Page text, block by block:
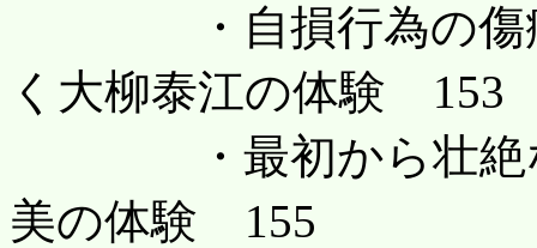
・自損行為の傷病
く大柳泰江の体験 153
・最初から壮絶な
美の体験 155